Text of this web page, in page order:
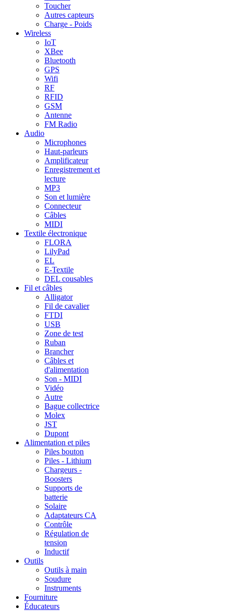
Toucher
Autres capteurs
Charge - Poids
Wireless
IoT
XBee
Bluetooth
GPS
Wifi
RF
RFID
GSM
Antenne
FM Radio
Audio
Microphones
Haut-parleurs
Amplificateur
Enregistrement et
lecture
MP3
Son et lumière
Connecteur
Câbles
MIDI
Textile électronique
FLORA
LilyPad
EL
E-Textile
DEL cousables
Fil et câbles
Alligator
Fil de cavalier
FTDI
USB
Zone de test
Ruban
Brancher
Câbles et
d'alimentation
Son - MIDI
Vidéo
Autre
Bague collectrice
Molex
JST
Dupont
Alimentation et piles
Piles bouton
Piles - Lithium
Chargeurs -
Boosters
Supports de
batterie
Solaire
Adaptateurs CA
Contrôle
Régulation de
tension
Inductif
Outils
Outils à main
Soudure
Instruments
Fourniture
Éducateurs